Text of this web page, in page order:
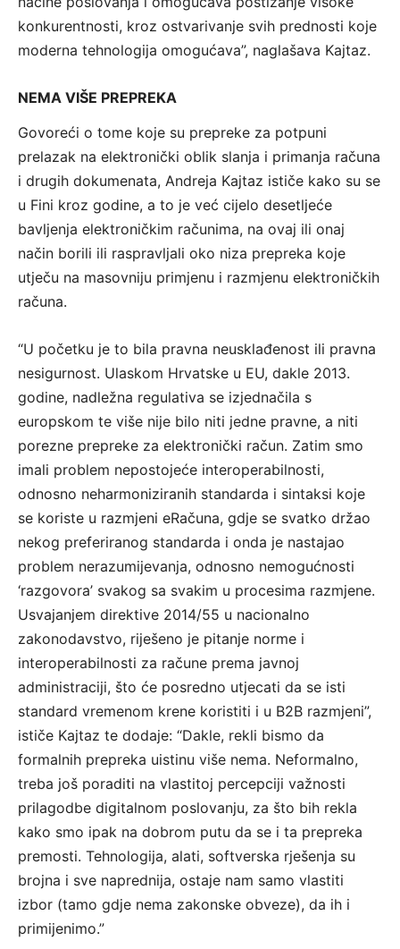
konkurentnosti, kroz ostvarivanje svih prednosti koje
moderna tehnologija omogućava”, naglašava Kajtaz.
NEMA VIŠE PREPREKA
Govoreći o tome koje su prepreke za potpuni
prelazak na elektronički oblik slanja i primanja računa
i drugih dokumenata, Andreja Kajtaz ističe kako su se
u Fini kroz godine, a to je već cijelo desetljeće
bavljenja elektroničkim računima, na ovaj ili onaj
način borili ili raspravljali oko niza prepreka koje
utječu na masovniju primjenu i razmjenu elektroničkih
računa.
“U početku je to bila pravna neusklađenost ili pravna
nesigurnost. Ulaskom Hrvatske u EU, dakle 2013.
godine, nadležna regulativa se izjednačila s
europskom te više nije bilo niti jedne pravne, a niti
porezne prepreke za elektronički račun. Zatim smo
imali problem nepostojeće interoperabilnosti,
odnosno neharmoniziranih standarda i sintaksi koje
se koriste u razmjeni eRačuna, gdje se svatko držao
nekog preferiranog standarda i onda je nastajao
problem nerazumijevanja, odnosno nemogućnosti
‘razgovora’ svakog sa svakim u procesima razmjene.
Usvajanjem direktive 2014/55 u nacionalno
zakonodavstvo, riješeno je pitanje norme i
interoperabilnosti za račune prema javnoj
administraciji, što će posredno utjecati da se isti
standard vremenom krene koristiti i u B2B razmjeni”,
ističe Kajtaz te dodaje: “Dakle, rekli bismo da
formalnih prepreka uistinu više nema. Neformalno,
treba još poraditi na vlastitoj percepciji važnosti
prilagodbe digitalnom poslovanju, za što bih rekla
kako smo ipak na dobrom putu da se i ta prepreka
premosti. Tehnologija, alati, softverska rješenja su
brojna i sve naprednija, ostaje nam samo vlastiti
izbor (tamo gdje nema zakonske obveze), da ih i
primijenimo.”